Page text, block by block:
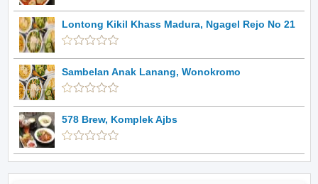
Lontong Kikil Khass Madura, Ngagel Rejo No 21
Sambelan Anak Lanang, Wonokromo
578 Brew, Komplek Ajbs